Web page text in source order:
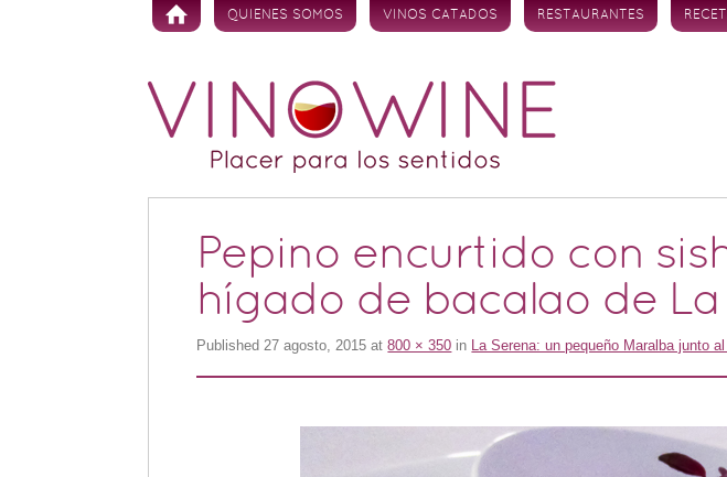
Skip to content
QUIENES SOMOS VINOS CATADOS RESTAURANTES
Pepino encurtido con
hígado de bacalao de
Published27 agosto, 2015 at800 × 350 in La Serena: un pequeño Maralba junto al